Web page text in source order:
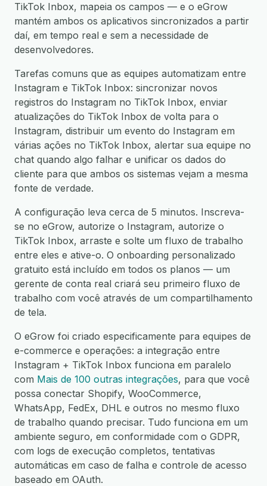
TikTok Inbox, mapeia os campos — e o eGrow
mantém ambos os aplicativos sincronizados a partir
daí, em tempo real e sem a necessidade de
desenvolvedores.
Tarefas comuns que as equipes automatizam entre
Instagram e TikTok Inbox: sincronizar novos
registros do Instagram no TikTok Inbox, enviar
atualizações do TikTok Inbox de volta para o
Instagram, distribuir um evento do Instagram em
várias ações no TikTok Inbox, alertar sua equipe no
chat quando algo falhar e unificar os dados do
cliente para que ambos os sistemas vejam a mesma
fonte de verdade.
A configuração leva cerca de 5 minutos. Inscreva-
se no eGrow, autorize o Instagram, autorize o
TikTok Inbox, arraste e solte um fluxo de trabalho
entre eles e ative-o. O onboarding personalizado
gratuito está incluído em todos os planos — um
gerente de conta real criará seu primeiro fluxo de
trabalho com você através de um compartilhamento
de tela.
O eGrow foi criado especificamente para equipes de
e-commerce e operações: a integração entre
Instagram + TikTok Inbox funciona em paralelo
com Mais de 100 outras integrações, para que você
possa conectar Shopify, WooCommerce,
WhatsApp, FedEx, DHL e outros no mesmo fluxo
de trabalho quando precisar. Tudo funciona em um
ambiente seguro, em conformidade com o GDPR,
com logs de execução completos, tentativas
automáticas em caso de falha e controle de acesso
baseado em OAuth.